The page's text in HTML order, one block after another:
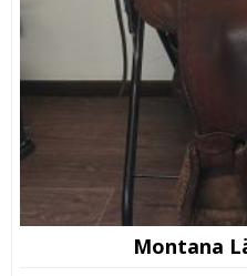
Montana